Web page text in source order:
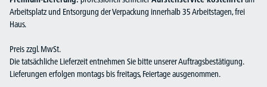
Arbeitsplatz und Entsorgung der Verpackung innerhalb 35 Arbeitstagen, frei
Haus.
Preis zzgl. MwSt.
Die tatsächliche Lieferzeit entnehmen Sie bitte unserer Auftragsbestätigung.
Lieferungen erfolgen montags bis freitags, Feiertage ausgenommen.